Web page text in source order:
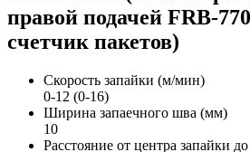
правой подачей FRB-
счетчик пакетов)
Скорость запайки (м/мин)
0-12 (0-16)
Ширина запаечного шва (мм)
10
Расстояние от центра запайки